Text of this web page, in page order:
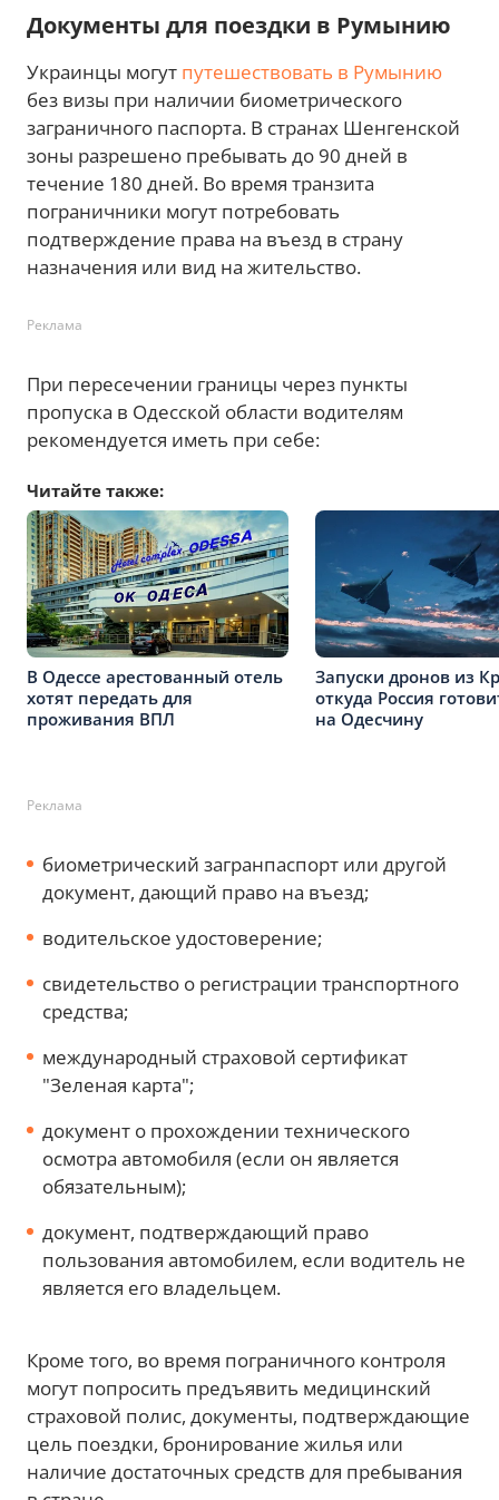
Документы для поездки в Румынию
Украинцы могут путешествовать в Румынию
без визы при наличии биометрического
заграничного паспорта. В странах Шенгенской
зоны разрешено пребывать до 90 дней в
течение 180 дней. Во время транзита
пограничники могут потребовать
подтверждение права на въезд в страну
назначения или вид на жительство.
Реклама
При пересечении границы через пункты
пропуска в Одесской области водителям
рекомендуется иметь при себе:
Читайте также:
В Одессе арестованный отель
хотят передать для
проживания ВПЛ
Запуски дронов из
откуда Россия
на Одесчину
Реклама
биометрический загранпаспорт или другой
документ, дающий право на въезд;
водительское удостоверение;
свидетельство о регистрации транспортного
средства;
международный страховой сертификат
"Зеленая карта";
документ о прохождении технического
осмотра автомобиля (если он является
обязательным);
документ, подтверждающий право
пользования автомобилем, если водитель не
является его владельцем.
Кроме того, во время пограничного контроля
могут попросить предъявить медицинский
страховой полис, документы, подтверждающие
цель поездки, бронирование жилья или
наличие достаточных средств для пребывания